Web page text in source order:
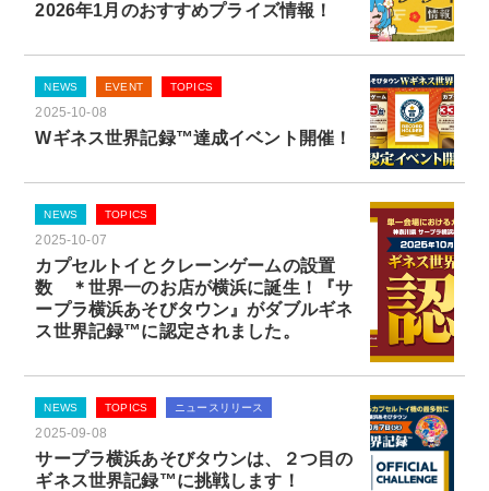
2026年1月のおすすめプライズ情報！
NEWS EVENT TOPICS
2025-10-08
Wギネス世界記録™達成イベント開催！
NEWS TOPICS
2025-10-07
カプセルトイとクレーンゲームの設置
数 ＊世界一のお店が横浜に誕生！『サ
ープラ横浜あそびタウン』がダブルギネ
ス世界記録™に認定されました。
NEWS TOPICS ニュースリリース
2025-09-08
サープラ横浜あそびタウンは、２つ目の
ギネス世界記録™に挑戦します！